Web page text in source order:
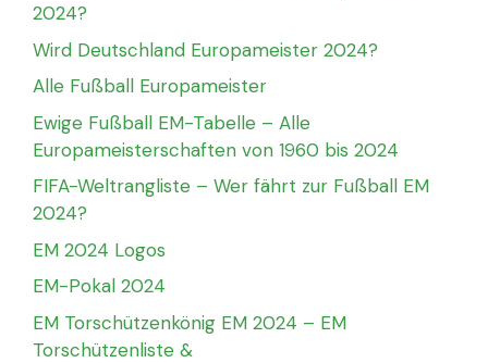
2024?
Wird Deutschland Europameister 2024?
Alle Fußball Europameister
Ewige Fußball EM-Tabelle – Alle
Europameisterschaften von 1960 bis 2024
FIFA-Weltrangliste – Wer fährt zur Fußball EM
2024?
EM 2024 Logos
EM-Pokal 2024
EM Torschützenkönig EM 2024 – EM
Torschützenliste &